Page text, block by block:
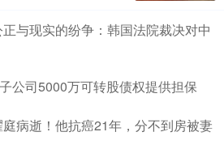
与现实的纷争：韩国法院裁决对中
公司5000万可转股债权提供担保
病逝！他抗癌21年，分不到房被妻